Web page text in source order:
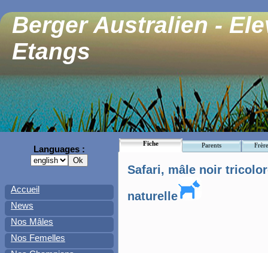
Berger Australien -
Etangs
Languages :
Accueil
News
Nos Mâles
Nos Femelles
Fiche Parents
Safari, mâle noir
naturelle